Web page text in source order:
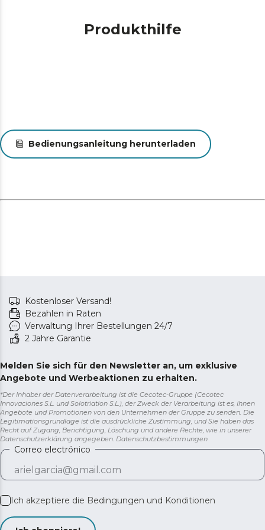
Kochen nach Ihrem Geschmack. Die regulierbare
Temperatur von 40 bis 200 °C ermöglicht es Ihnen,
Produkthilfe
Bedienungsanleitung herunterladen
Kostenloser Versand!
Bezahlen in Raten
Verwaltung Ihrer Bestellungen 24/7
2 Jahre Garantie
Melden Sie sich für den Newsletter an, um exklusive
Angebote und Werbeaktionen zu erhalten.
*Der Inhaber der Datenverarbeitung ist die Cecotec-Gruppe (Cecotec
Innovaciones S.L. und Solotriatlon S.L.), der Zweck der Verarbeitung ist es, Ihnen
Angebote und Promotionen von den Unternehmen der Gruppe zu senden. Die
Legitimationsgrundlage ist die ausdrückliche Zustimmung, und Sie haben das
Recht auf Zugang, Berichtigung, Löschung und andere Rechte, wie in unserer
Datenschutzerklärung angegeben. Datenschutzbestimmungen
Correo electrónico
Ich akzeptiere die Bedingungen und Konditionen